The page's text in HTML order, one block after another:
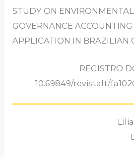
STUDY ON
GOVERNANCE
APPLICATION IN BRAZILIAN
REGISTRO
10.69849/revistaft/